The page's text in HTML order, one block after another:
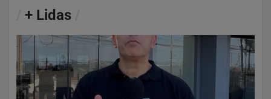
+ Lidas